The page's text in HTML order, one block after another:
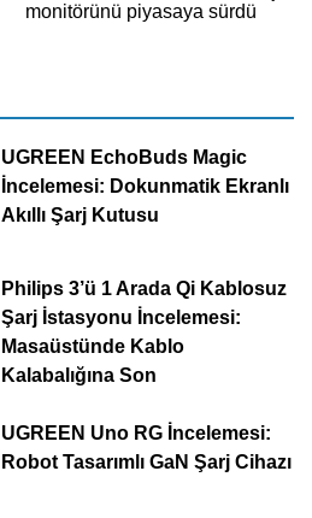
monitörünü piyasaya sürdü
UGREEN EchoBuds Magic
İncelemesi: Dokunmatik Ekranlı
Akıllı Şarj Kutusu
Philips 3’ü 1 Arada Qi Kablosuz
Şarj İstasyonu İncelemesi:
Masaüstünde Kablo
Kalabalığına Son
UGREEN Uno RG İncelemesi:
Robot Tasarımlı GaN Şarj Cihazı